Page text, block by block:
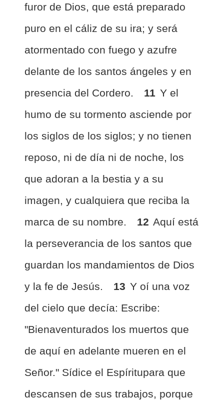
furor de Dios, que está preparado
puro en el cáliz de su ira; y será
atormentado con fuego y azufre
delante de los santos ángeles y en
presencia del Cordero.
11 Y el
humo de su tormento asciende por
los siglos de los siglos; y no tienen
reposo, ni de día ni de noche, los
que adoran a la bestia y a su
imagen, y cualquiera que reciba la
marca de su nombre.
12 Aquí está
la perseverancia de los santos que
guardan los mandamientos de Dios
y la fe de Jesús.
13 Y oí una voz
del cielo que decía: Escribe:
"Bienaventurados los muertos que
de aquí en adelante mueren en el
Señor." Sídice el Espíritupara que
descansen de sus trabajos, porque